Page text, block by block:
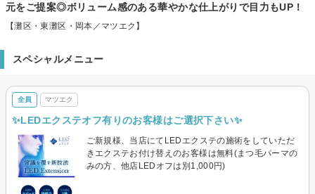
元をご提案◎ボリューム感のある華やかな仕上がりで目力もUP！
【灘区・東灘区・岡本／マツエク】
スペシャルメニュー
全員 マツエク
✨LEDエクステオフ有りのお客様はご選択下さい✨
ご新規様、当店にてLEDエクステの施術をしていただ
きエクステお付け替えのお客様は無料(まつ毛パーマの
みの方、他店LEDオフは別1,000円)